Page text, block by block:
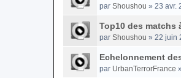
par Shoushou » 23 avr.
Top10 des matchs
par Shoushou » 22 juin
Echelonnement
par UrbanTerrorFrance